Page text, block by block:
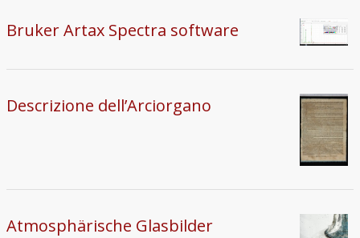
Bruker Artax Spectra software
Descrizione dell’Arciorgano
Atmosphärische Glasbilder